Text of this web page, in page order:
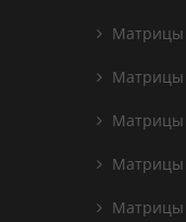
Матрицы
Матрицы
Матрицы
Матрицы
Матрицы